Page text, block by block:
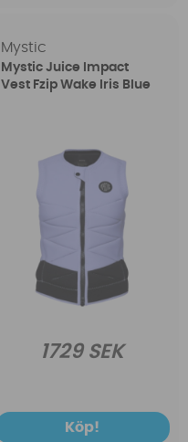
Mystic
Mystic Juice Impact
Vest Fzip Wake Iris Blue
1729 SEK
Köp!